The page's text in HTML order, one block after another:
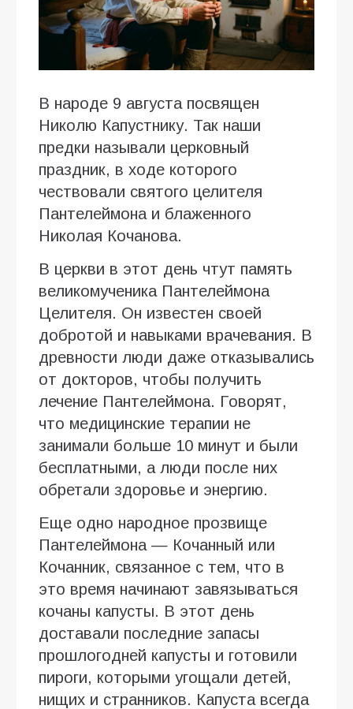
В народе 9 августа посвящен
Николю Капустнику. Так наши
предки называли церковный
праздник, в ходе которого
чествовали святого целителя
Пантелеймона и блаженного
Николая Кочанова.
В церкви в этот день чтут память
великомученика Пантелеймона
Целителя. Он известен своей
добротой и навыками врачевания. В
древности люди даже отказывались
от докторов, чтобы получить
лечение Пантелеймона. Говорят,
что медицинские терапии не
занимали больше 10 минут и были
бесплатными, а люди после них
обретали здоровье и энергию.
Еще одно народное прозвище
Пантелеймона — Кочанный или
Кочанник, связанное с тем, что в
это время начинают завязываться
кочаны капусты. В этот день
доставали последние запасы
прошлогодней капусты и готовили
пироги, которыми угощали детей,
нищих и странников. Капуста всегда